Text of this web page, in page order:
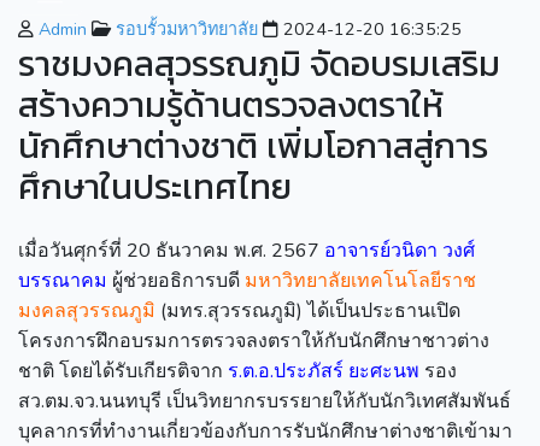
Admin รอบรั้วมหาวิทยาลัย 2024-12-20 16:35:25
ราชมงคลสุวรรณภูมิ จัดอบรมเสริม
สร้างความรู้ด้านตรวจลงตราให้
นักศึกษาต่างชาติ เพิ่มโอกาสสู่การ
ศึกษาในประเทศไทย
เมื่อวันศุกร์ที่ 20 ธันวาคม พ.ศ. 2567 อาจารย์วนิดา วงศ์
บรรณาคม ผู้ช่วยอธิการบดี มหาวิทยาลัยเทคโนโลยีราช
มงคลสุวรรณภูมิ (มทร.สุวรรณภูมิ) ได้เป็นประธานเปิด
โครงการฝึกอบรมการตรวจลงตราให้กับนักศึกษาชาวต่าง
ชาติ โดยได้รับเกียรติจาก ร.ต.อ.ประภัสร์ ยะศะนพ รอง
สว.ตม.จว.นนทบุรี เป็นวิทยากรบรรยายให้กับนักวิเทศสัมพันธ์
บุคลากรที่ทำงานเกี่ยวข้องกับการรับนักศึกษาต่างชาติเข้ามา